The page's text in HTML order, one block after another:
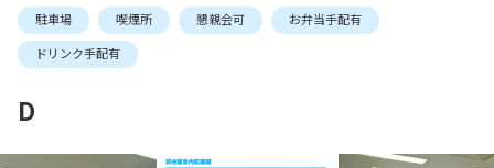
駐車場 喫煙所 懇親会可 お弁当手配有
ドリンク手配有
D